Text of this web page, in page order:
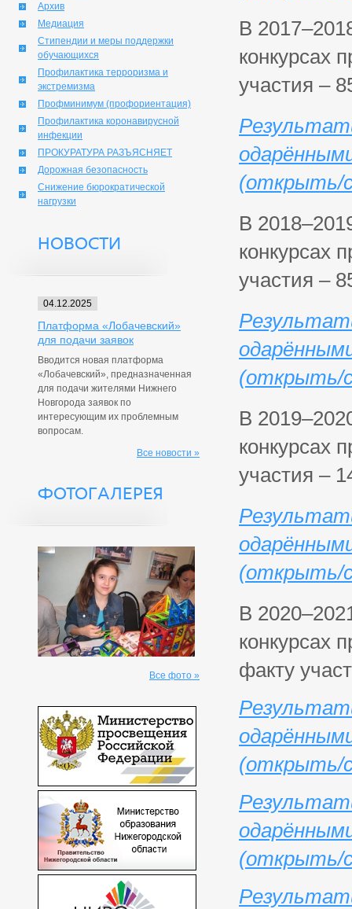
Архив
Медиация
Стипендии и меры поддержки
обучающихся
Профилактика терроризма и
экстремизма
Профминимум (профориентация)
Профилактика коронавирусной
инфекции
ПРОКУРАТУРА РАЗЪЯСНЯЕТ
Дорожная безопасность
Снижение бюрократической
нагрузки
НОВОСТИ
04.12.2025
Платформа «Лобачевский»
для подачи заявок
Вводится новая платформа
«Лобачевский», предназначенная
для подачи жителями Нижнего
Новгорода заявок по
интересующим их проблемным
вопросам.
Все новости »
ФОТОГАЛЕРЕЯ
Все фото »
В
конкурсах
участия –
(открыть/
В
конкурсах
участия –
(открыть/
В
конкурсах
участия –
(открыть/
В
конкурсах
факту
(открыть/
(открыть/